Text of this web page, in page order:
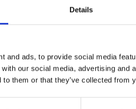
Details
and ads, to provide social media
our social media, advertising and
to them or that they’ve collected from
entre deux experts reconnus du
tests d'interopérabilité en matière
Magic Quadrant™ 2024 pour ses